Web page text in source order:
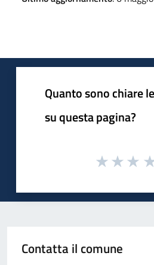
Quanto sono chiare
su questa pagina?
Contatta il comune